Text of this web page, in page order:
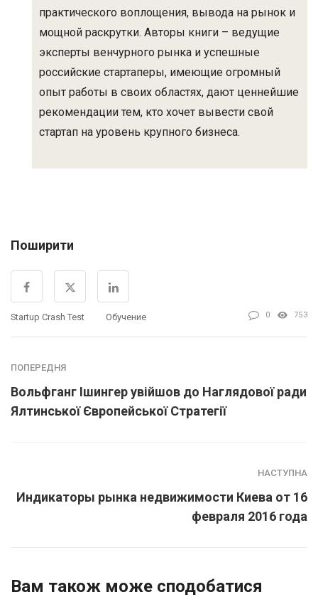
практического воплощения, вывода на рынок и
мощной раскрутки. Авторы книги – ведущие
эксперты венчурного рынка и успешные
российские стартаперы, имеющие огромный
опыт работы в своих областях, дают ценнейшие
рекомендации тем, кто хочет вывести свой
стартап на уровень крупного бизнеса.
Поширити
Startup Crash Test Обучение 0 753
ПОПЕРЕДНЯ
Вольфганг Ішингер увійшов до Наглядової ради
Ялтинської Європейської Стратегії
НАСТУПНА
Индикаторы рынка недвижимости Киева от 16
февраля 2016 года
Вам також може сподобатися